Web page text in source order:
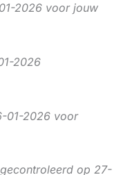
2026 voor jouw
2026
01-2026 voor
op 27-